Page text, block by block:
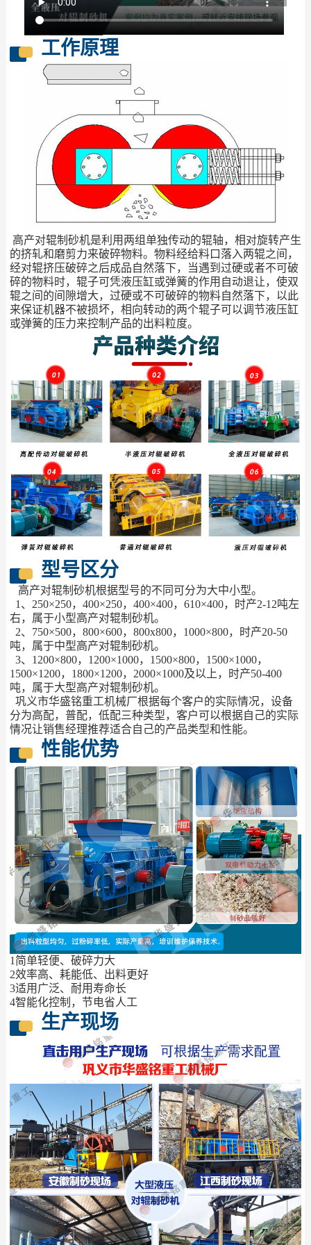
工作原理
高产对辊制砂机是利用两组单独传动的辊轴，相对旋转产生
的挤轧和磨剪力来破碎物料。物料经给料口落入两辊之间，
经对辊挤压破碎之后成品自然落下，当遇到过硬或者不可破
碎的物料时，辊子可凭液压缸或弹簧的作用自动退让，使双
辊之间的间隙增大，过硬或不可破碎的物料自然落下，以此
来保证机器不被损坏，相向转动的两个辊子可以调节液压缸
或弹簧的压力来控制产品的出料粒度。
型号区分
高产对辊制砂机根据型号的不同可分为大中小型。
1、250×250，400×250，400×400，610×400，时产2-12吨左
右，属于小型高产对辊制砂机。
2、750×500，800×600，800x800，1000×800，时产20-50
吨，属于中型高产对辊制砂机。
3、1200×800，1200×1000，1500×800，1500×1000，
1500×1200，1800×1200，2000×1000及以上，时产50-400
吨，属于大型高产对辊制砂机。
巩义市华盛铭重工机械厂根据每个客户的实际情况，设备
分为高配，普配，低配三种类型，客户可以根据自己的实际
情况让销售经理推荐适合自己的产品类型和性能。
性能优势
1简单轻便、破碎力大
2效率高、耗能低、出料更好
3适用广泛、耐用寿命长
4智能化控制，节电省人工
生产现场